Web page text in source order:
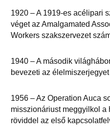
1920 – A 1919-es acélipari
véget az Amalgamated
Workers szakszervezet
1940 – A második
bevezeti az élelmiszerjegyet
1956 – Az Operation Auca
misszionáriust meggyilkol a
röviddel az első